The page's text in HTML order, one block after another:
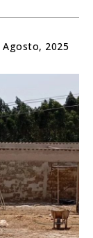
Agosto, 2025